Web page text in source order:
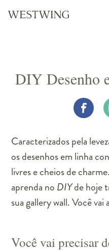
DIY Desenho
Caracterizados pela
os desenhos em linha
livres e cheios de
aprenda no DIYde hoje
sua gallery wall. Você vai
Você vai precisar